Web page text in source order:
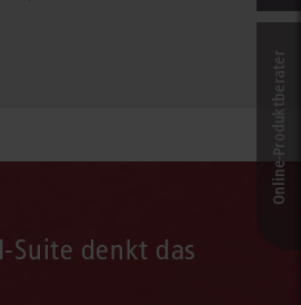
Suite denkt das
Online-Produkt­berater